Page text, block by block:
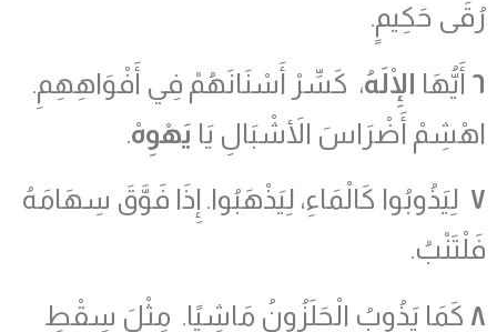
رُقَى حَكِيمٍ.
٦ أَيُّهَا الْإِلَهُ، كَسِّرْ أَسْنَانَهُمْ فِي أَفْوَاهِهِمِ.
اهْشِمْ أَضْرَاسَ الأَشْبَالِ يَا يَهْوِهْ.
٧ لِيَذُوبُوا كَالْمَاءِ، لِيَذْهَبُوا. إِذَا فَوَّقَ سِهَامَهُ
فَلْتَنْبُ.
٨ كَمَا يَذُوبُ الْحَلَزُونُ مَاشِيًا. مِثْلَ سِقْطِ